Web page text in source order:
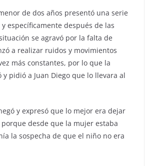
de dos años presentó una serie
específicamente después de las
se agravó por la falta de
a realizar ruidos y movimientos
más constantes, por lo que la
y pidió a Juan Diego que lo llevara al
y expresó que lo mejor era dejar
desde que la mujer estaba
la sospecha de que el niño no era